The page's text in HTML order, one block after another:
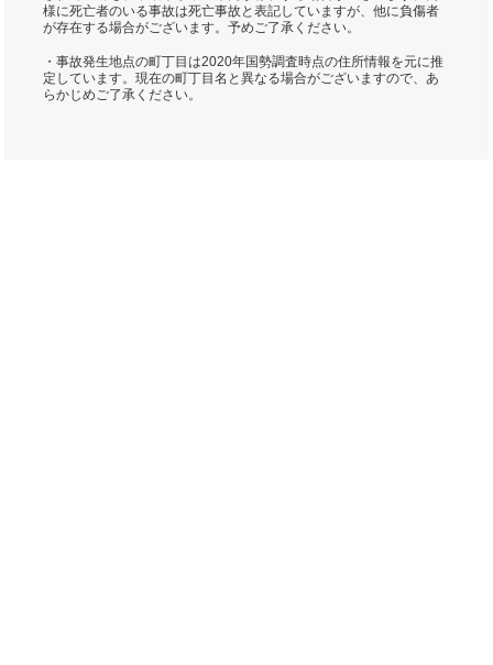
様に死亡者のいる事故は死亡事故と表記していますが、他に負傷者
が存在する場合がございます。予めご了承ください。
・事故発生地点の町丁目は2020年国勢調査時点の住所情報を元に推
定しています。現在の町丁目名と異なる場合がございますので、あ
らかじめご了承ください。